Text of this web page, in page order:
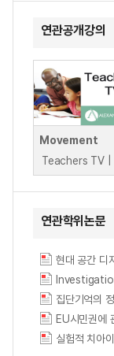
연관공개강의
Movement
연관학위논문
현대 공간 디
집단기억의
EU시민권에